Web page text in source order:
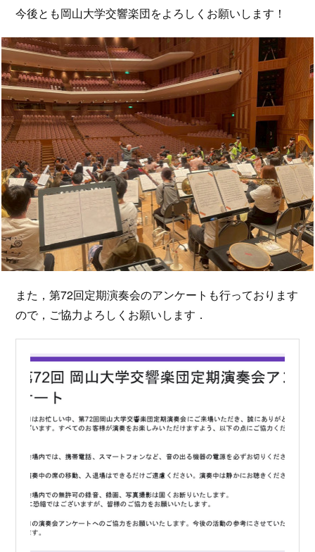
今後とも岡山大学交響楽団をよろしくお願いします！
また，第72回定期演奏会のアンケートも行っております
ので，ご協力よろしくお願いします．